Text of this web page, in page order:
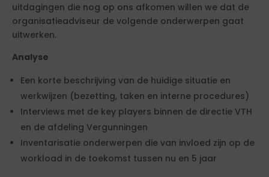
uitdagingen die nog op ons afkomen willen we dat de
organisatieadviseur de volgende onderwerpen gaat
uitwerken.
Analyse
Een korte beschrijving van de huidige situatie en
werkwijzen (bezetting, taken en interne procedures)
Interviews met de key players binnen de directie VTH
en de afdeling Vergunningen
Inventarisatie onderwerpen die van invloed zijn op de
workload in de toekomst tussen nu en 5 jaar